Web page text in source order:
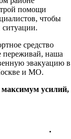
помощи
чтобы
средство
переживай, наша
эвакуацию в
и МО.
усилий,